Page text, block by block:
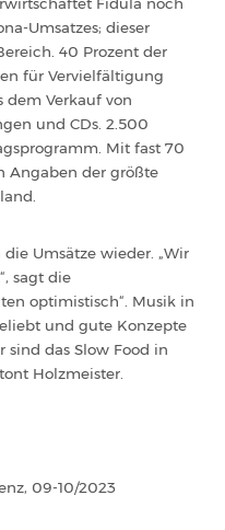
Umsatzes; dieser
40 Prozent der
für Vervielfältigung
Verkauf von
und CDs. 2.500
Mit fast 70
Angaben der größte
Umsätze wieder. „Wir
sagt die
optimistisch“. Musik in
und gute Konzepte
sind das Slow Food in
Holzmeister.
09-10/2023